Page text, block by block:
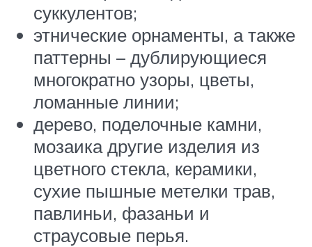
суккулентов;
этнические орнаменты, а также
паттерны – дублирующиеся
многократно узоры, цветы,
ломанные линии;
дерево, поделочные камни,
мозаика другие изделия из
цветного стекла, керамики,
сухие пышные метелки трав,
павлиньи, фазаньи и
страусовые перья.